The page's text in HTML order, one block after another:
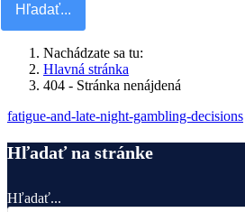
Hľadať...
Nachádzate sa tu:
Hlavná stránka
404 - Stránka nenájdená
fatigue-and-late-night-gambling-decisions
Hľadať na stránke
Hľadať...